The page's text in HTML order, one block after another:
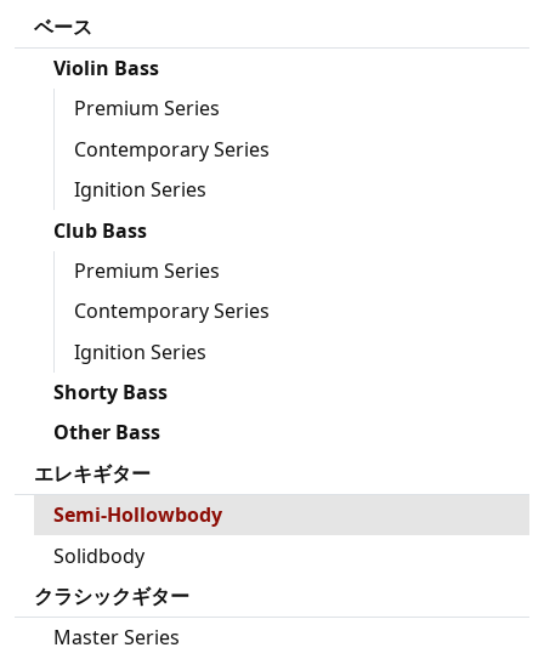
ベース
Violin Bass
Premium Series
Contemporary Series
Ignition Series
Club Bass
Premium Series
Contemporary Series
Ignition Series
Shorty Bass
Other Bass
エレキギター
Semi-Hollowbody
Solidbody
クラシックギター
Master Series